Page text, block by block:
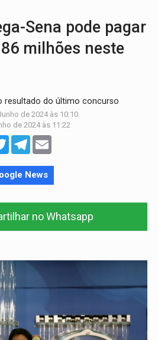
Sena pode pagar
milhões neste
resultado do último concurso
de 2024 às 10:10
de 2024 às 11:22
TwitterTelegram
News
no Whatsapp